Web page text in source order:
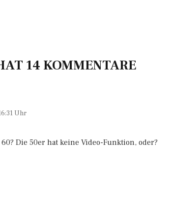
14 KOMMENTARE
Uhr
Die 50er hat keine Video-Funktion, oder?